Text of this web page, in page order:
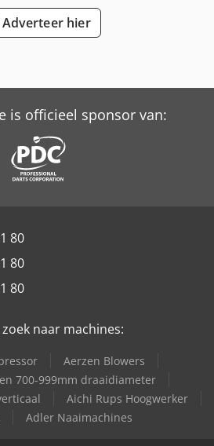
Adverteer hier
is officieel sponsor van:
80
80
80
naar machines:
Aerzen Blowers
700-999mm draaidiameter
Aichi Rups Hoogwerker
Adler Naaimachines